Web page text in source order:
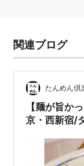
関連ブログ
たんめん倶
【麺が旨か
京・西新宿/